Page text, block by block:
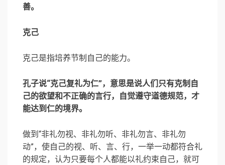
善。
克己
克己是指培养节制自己的能力。
孔子说“克己复礼为仁”，意思是说人们只有克制自
己的欲望和不正确的言行，自觉遵守道德规范，才
能达到仁的境界。
做到“非礼勿视、非礼勿听、非礼勿言、非礼勿
动”，使自己的视、听、言、行，一举一动都符合礼
的规定，认为只要每个人都能以礼约束自己，就可